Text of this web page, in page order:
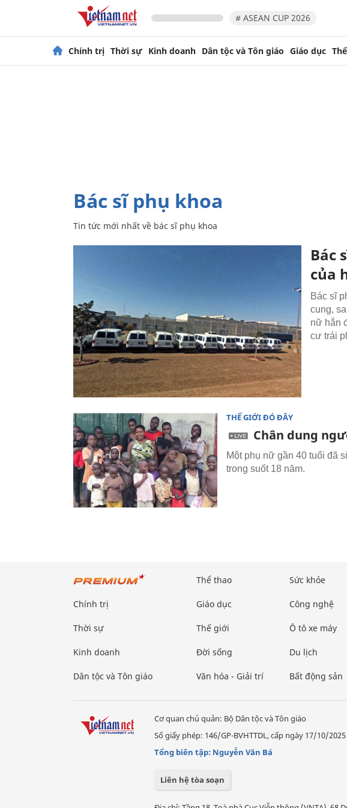
# ASEAN CUP 2026
Chính trị Thời sự Kinh doanh Dân tộc và Tôn giáo Giáo dục
bác sĩ phụ khoa
Tin tức mới nhất về bác sĩ phụ khoa
Bác
của
Bác sĩ
cung,
nữ hắn
cư trái
THẾ GIỚI ĐÓ ĐÂY
Chân dung
Một phụ nữ gần 40 tuổi đã
trong suốt 18 năm.
Chính trị
Thời sự
Kinh doanh
Dân tộc và Tôn giáo
Thể thao
Giáo dục
Thế giới
Đời sống
Văn hóa - Giải trí
Sức khỏe
Công nghệ
Ô tô xe máy
Du lịch
Bất động sản
Cơ quan chủ quản: Bộ Dân tộc và Tôn giáo
Số giấy phép: 146/GP-BVHTTDL, cấp ngày 17/10/2025
Tổng biên tập: Nguyễn Văn Bá
Liên hệ tòa soạn